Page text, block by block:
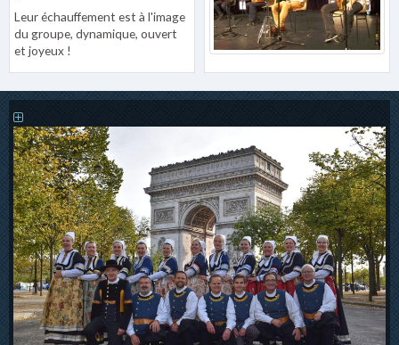
Leur échauffement est à l'image
du groupe, dynamique, ouvert
et joyeux !